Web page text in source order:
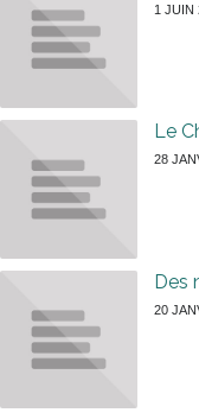
1 JUIN
Le
28
Des
20